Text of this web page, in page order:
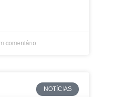
comentário
NOTÍCIAS